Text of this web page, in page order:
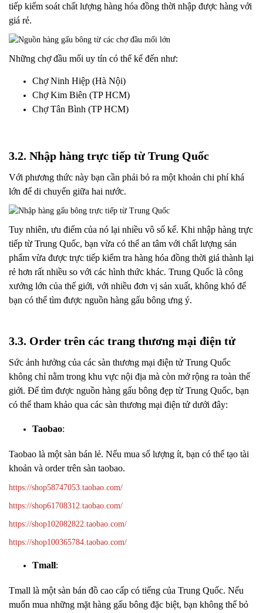
tiếp kiểm soát chất lượng hàng hóa đồng thời nhập được hàng với
giá rẻ.
Những chợ đầu mối uy tín có thể kể đến như:
Chợ Ninh Hiệp (Hà Nội)
Chợ Kim Biên (TP HCM)
Chợ Tân Bình (TP HCM)
3.2. Nhập hàng trực tiếp từ Trung Quốc
Với phương thức này bạn cần phải bỏ ra một khoản chi phí khá
lớn để di chuyển giữa hai nước.
Tuy nhiên, ưu điểm của nó lại nhiều vô số kể. Khi nhập hàng trực
tiếp từ Trung Quốc, bạn vừa có thể an tâm với chất lượng sản
phẩm vừa được trực tiếp kiểm tra hàng hóa đồng thời giá thành lại
rẻ hơn rất nhiều so với các hình thức khác. Trung Quốc là công
xưởng lớn của thế giới, với nhiều đơn vị sản xuất, không khó để
bạn có thể tìm được nguồn hàng gấu bông ưng ý.
3.3. Order trên các trang thương mại điện tử
Sức ảnh hưởng của các sàn thương mại điện tử Trung Quốc
không chỉ nằm trong khu vực nội địa mà còn mở rộng ra toàn thế
giới. Để tìm được nguồn hàng gấu bông đẹp từ Trung Quốc, bạn
có thể tham khảo qua các sàn thương mại điện tử dưới đây:
Taobao:
Taobao là một sàn bán lẻ. Nếu mua số lượng ít, bạn có thể tạo tài
khoản và order trên sàn taobao.
https://shop58747053.taobao.com/
https://shop61708312.taobao.com/
https://shop102082822.taobao.com/
https://shop100365784.taobao.com/
Tmall:
Tmall là một sàn bán đồ cao cấp có tiếng của Trung Quốc. Nếu
muốn mua những mặt hàng gấu bông đặc biệt, bạn không thể bỏ